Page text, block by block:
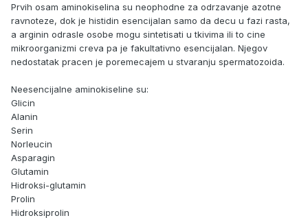
Prvih osam aminokiselina su neophodne za odrzavanje azotne
ravnoteze, dok je histidin esencijalan samo da decu u fazi rasta,
a arginin odrasle osobe mogu sintetisati u tkivima ili to cine
mikroorganizmi creva pa je fakultativno esencijalan. Njegov
nedostatak pracen je poremecajem u stvaranju spermatozoida.
Neesencijalne aminokiseline su:
Glicin
Alanin
Serin
Norleucin
Asparagin
Glutamin
Hidroksi-glutamin
Prolin
Hidroksiprolin